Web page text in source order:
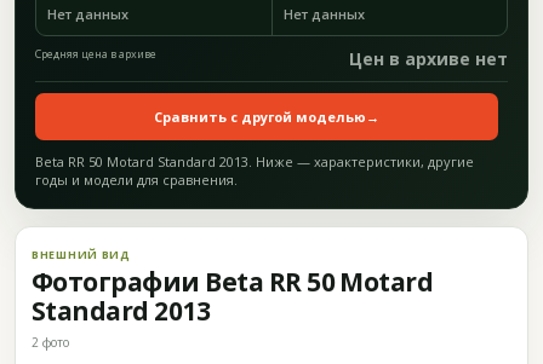
Нет данных Нет данных
Средняя цена в архиве Цен в архиве нет
Сравнить с другой моделью →
Beta RR 50 Motard Standard 2013. Ниже — характеристики, другие
годы и модели для сравнения.
ВНЕШНИЙ ВИД
Фотографии Beta RR 50 Motard
Standard 2013
2 фото